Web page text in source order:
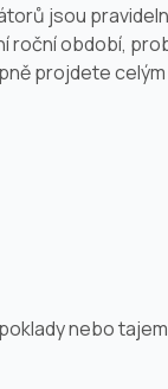
jsou
období,
projdete
nebo